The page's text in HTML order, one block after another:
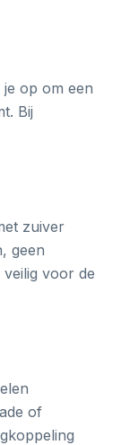
op om een
Bij
zuiver
geen
voor de
of